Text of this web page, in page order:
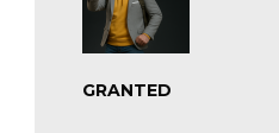
GRANTED